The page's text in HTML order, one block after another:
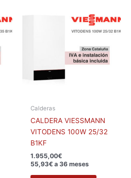
Calderas
CALDERA VIESSMANN
VITODENS 100W 25/32
B1KF
1.955,00€
55,93€ a 36 meses